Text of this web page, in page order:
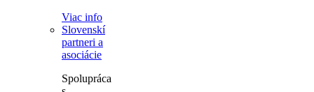
Viac info
Slovenskí
partneri a
asociácie
Spolupráca